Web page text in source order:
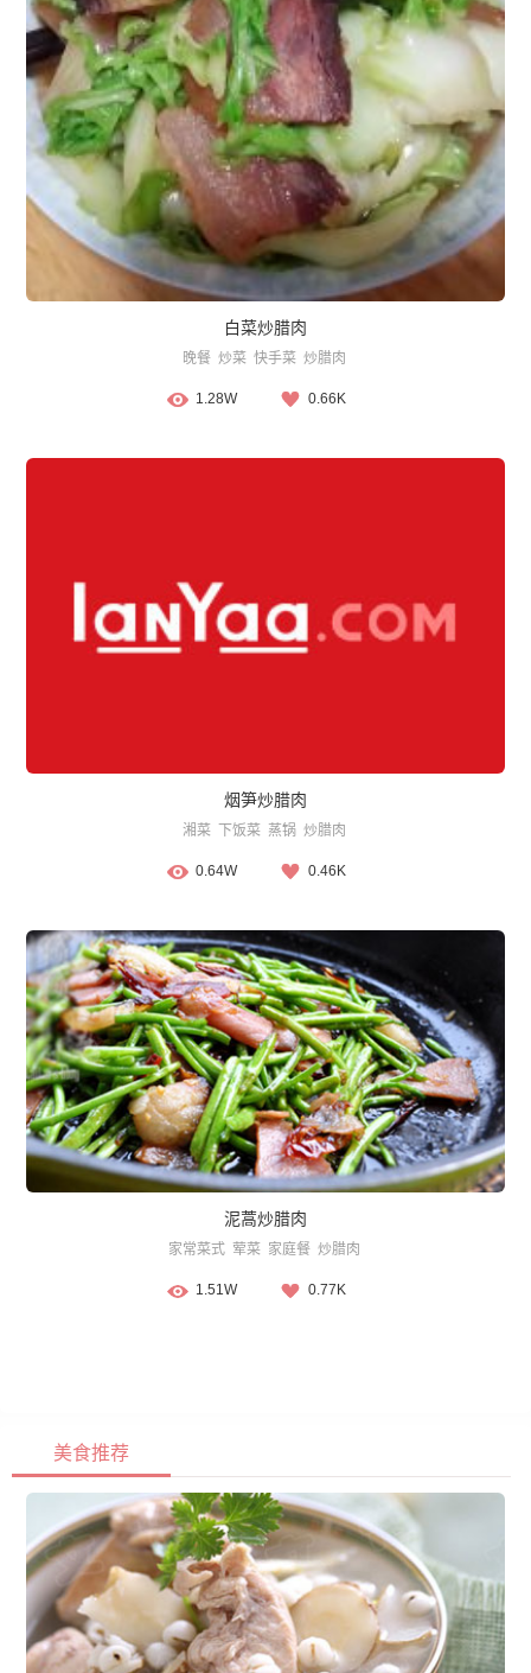
白菜炒腊肉
晚餐 炒菜 快手菜 炒腊肉
1.28W 0.66K
烟笋炒腊肉
湘菜 下饭菜 蒸锅 炒腊肉
0.64W 0.46K
泥蒿炒腊肉
家常菜式 荤菜 家庭餐 炒腊肉
1.51W 0.77K
美食推荐